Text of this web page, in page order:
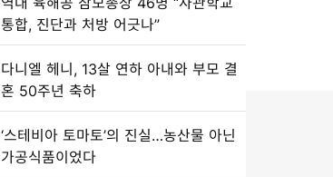
통합, 진단과 처방 어긋나”
다니엘 헤니, 13살 연하 아내와 부모 결
혼 50주년 축하
‘스테비아 토마토’의 진실…농산물 아닌
가공식품이었다